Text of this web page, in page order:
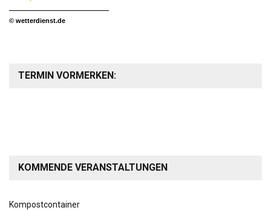
© wetterdienst.de
TERMIN VORMERKEN:
KOMMENDE VERANSTALTUNGEN
Kompostcontainer